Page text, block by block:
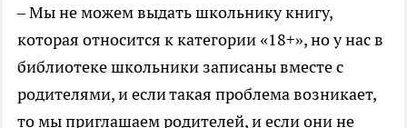
– Мы не можем выдать школьнику книгу,
которая относится к категории «18+», но у нас в
библиотеке школьники записаны вместе с
родителями, и если такая проблема возникает,
то мы приглашаем родителей, и если они не